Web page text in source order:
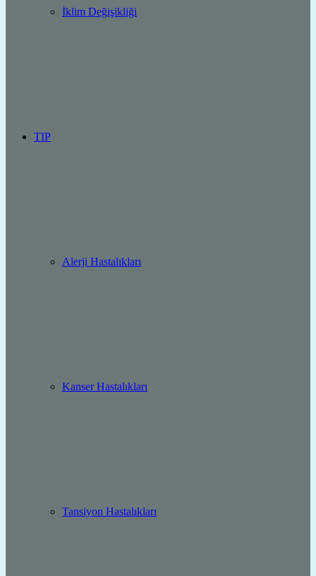
İklim Değişikliği
TIP
Alerji Hastalıkları
Kanser Hastalıkları
Tansiyon Hastalıkları